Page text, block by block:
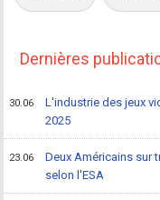
Dernières
30.06
L'industrie des jeux
2025
23.06
Deux Américains sur
selon l'ESA